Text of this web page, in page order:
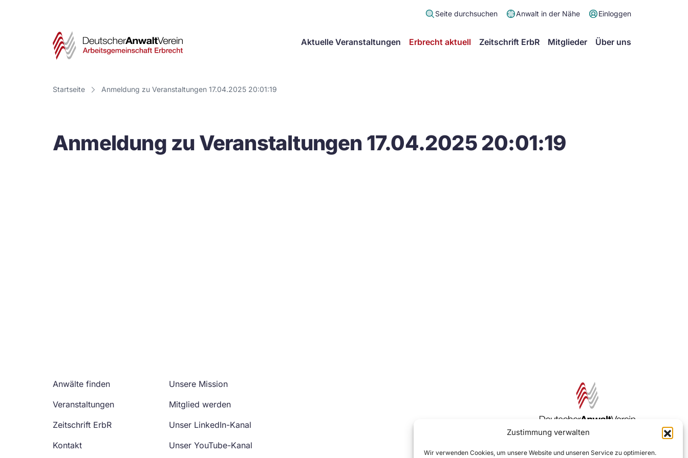
Zustimmung verwalten
Wir verwenden Cookies, um unsere Website und unseren Service zu optimieren.
Seite durchsuchen Anwalt in der Nähe Einloggen
Deutscher
Verein
Arbeitsgemeinschaft
Aktuelle Veranstaltungen Erbrecht aktuell Zeitschrift ErbR Mitglieder Über uns
Startseite Anmeldung zu Veranstaltungen 17.04.2025 20:01:19
Anmeldung zu Veranstaltungen 17.04.2025 20:01:19
Anwälte finden
Veranstaltungen
Zeitschrift ErbR
Kontakt
Unsere Mission
Mitglied werden
Unser LinkedIn-Kanal
Unser YouTube-Kanal
Zur DAV Webseite